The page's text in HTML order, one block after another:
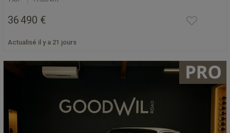
36 490 €
Actualisé il y a 21 jours